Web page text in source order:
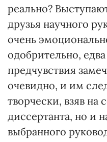
реально?
друзья научного
очень
одобрительно,
предчувствия
очевидно, и им
творчески, взяв на
диссертанта, но и
выбранного